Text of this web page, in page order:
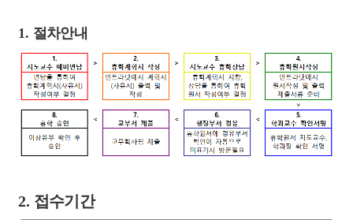
1. 절차안내
2. 접수기간